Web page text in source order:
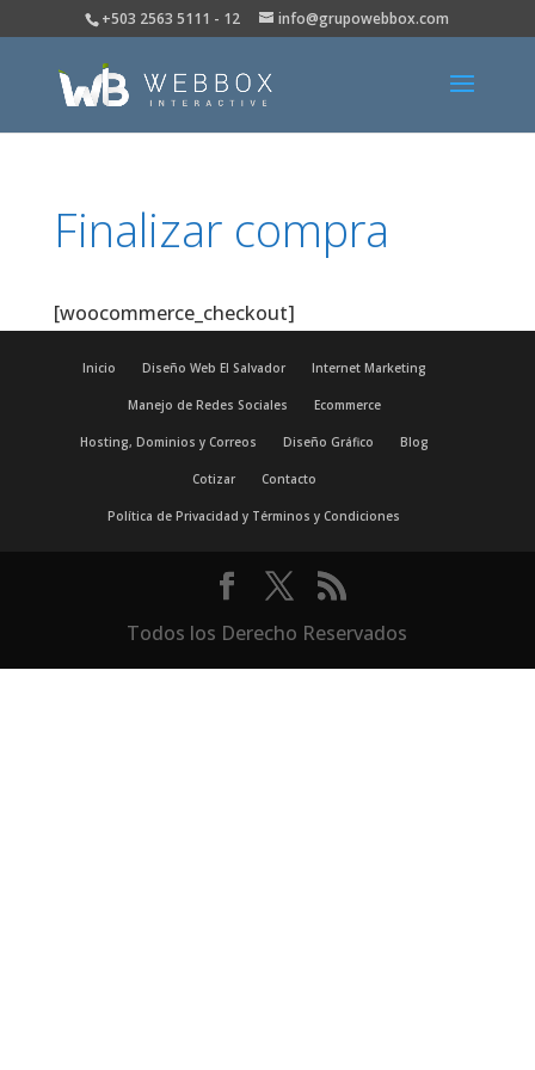
+503 2563 5111 - 12 info@grupowebbox.com
Finalizar compra
[woocommerce_checkout]
Inicio Diseño Web El Salvador Internet Marketing
Manejo de Redes Sociales Ecommerce
Hosting, Dominios y Correos Diseño Gráfico Blog
Cotizar Contacto
Política de Privacidad y Términos y Condiciones
Todos los Derecho Reservados